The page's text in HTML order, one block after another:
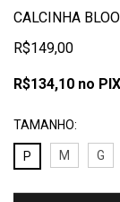
CALCINHA
R$149,00
R$134,10 no PIX
TAMANHO:
P
M G